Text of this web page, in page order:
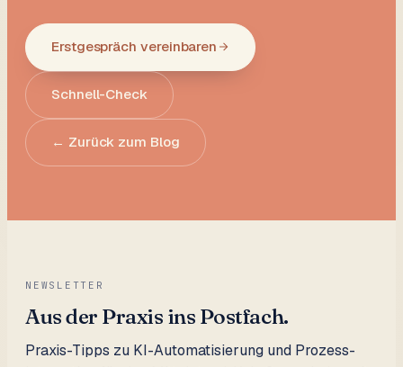
Erstgespräch vereinbaren
Schnell-Check
← Zurück zum Blog
NEWSLETTER
Aus der Praxis ins Postfach.
Praxis-Tipps zu KI-Automatisierung und Prozess-